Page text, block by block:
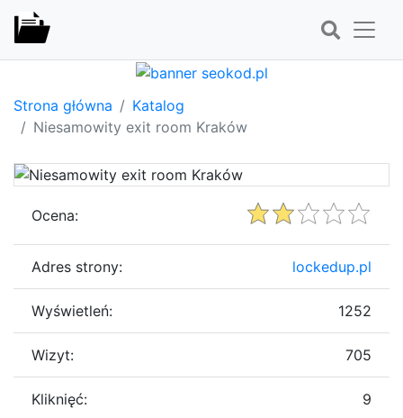
Strona główna
Katalog
Niesamowity exit room Kraków
Ocena:
Adres strony: lockedup.pl
Wyświetleń: 1252
Wizyt: 705
Kliknięć: 9